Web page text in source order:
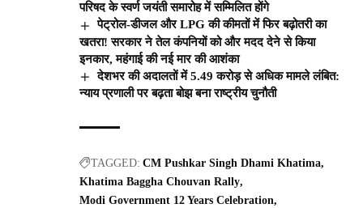
परिषद के स्वर्ण जयंती समारोह में सम्मिलित होंगे
पेट्रोल-डीजल और LPG की कीमतों में फिर बढ़ोतरी का
खतरा! सरकार ने तेल कंपनियों को और मदद देने से किया
इनकार, महंगाई की नई मार की आशंका
देशभर की अदालतों में 5.49 करोड़ से अधिक मामले लंबित:
न्याय प्रणाली पर बढ़ता बोझ बना राष्ट्रीय चुनौती
TAGGED: CM Pushkar Singh Dhami Khatima
Khatima Baggha Chouvan Rally
Modi Government 12 Years Celebration